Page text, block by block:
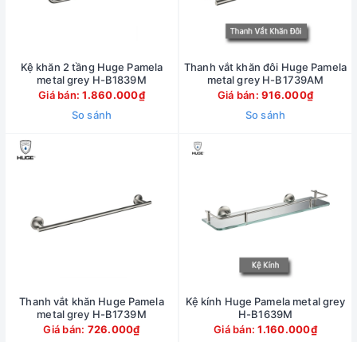
Kệ khăn 2 tầng Huge Pamela
metal grey H-B1839M
Giá bán:1.860.000₫
So sánh
Thanh vắt khăn đôi Huge Pamela
metal grey H-B1739AM
Giá bán:916.000₫
So sánh
Thanh vắt khăn Huge Pamela
metal grey H-B1739M
Giá bán: 726.000₫
Kệ kính Huge Pamela metal grey
H-B1639M
Giá bán:1.160.000₫